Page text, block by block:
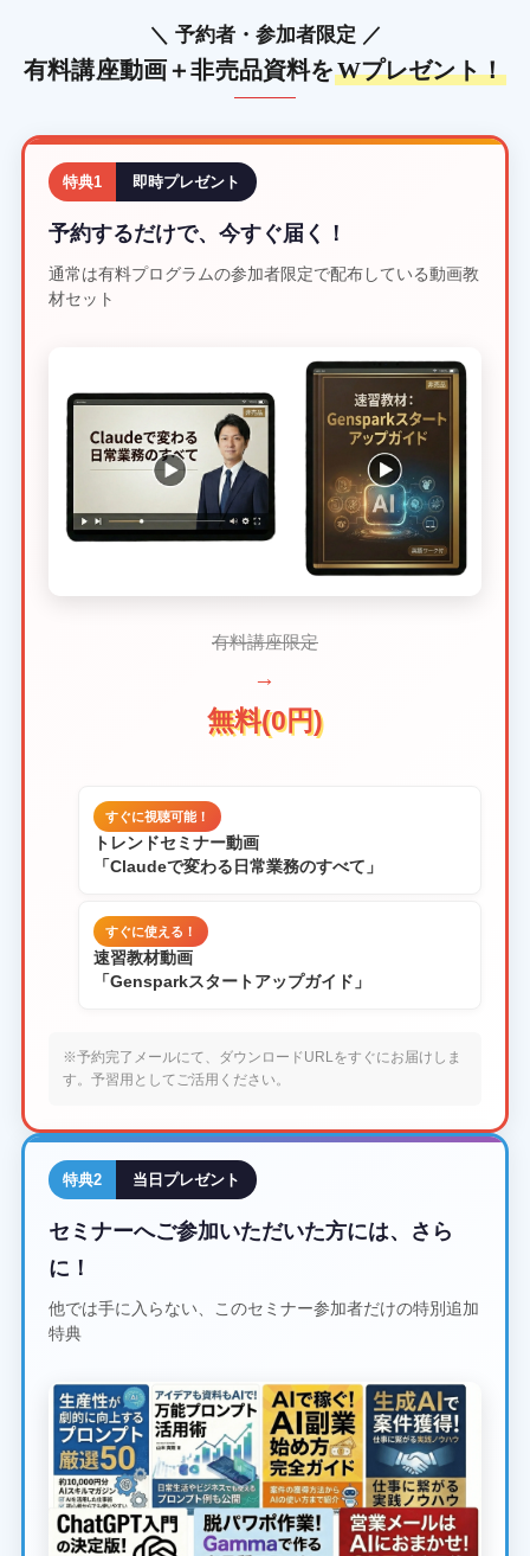
＼ 予約者・参加者限定 ／
有料講座動画＋非売品資料をWプレゼント！
特典1 即時プレゼント
予約するだけで、今すぐ届く！
通常は有料プログラムの参加者限定で配布している動画教
材セット
有料講座限定
→
無料(0円)
すぐに視聴可能！
トレンドセミナー動画
「Claudeで変わる日常業務のすべて」
すぐに使える！
速習教材動画
「Gensparkスタートアップガイド」
※予約完了メールにて、ダウンロードURLをすぐにお届けしま
す。予習用としてご活用ください。
特典2 当日プレゼント
セミナーへご参加いただいた方には、さら
に！
他では手に入らない、このセミナー参加者だけの特別追加
特典